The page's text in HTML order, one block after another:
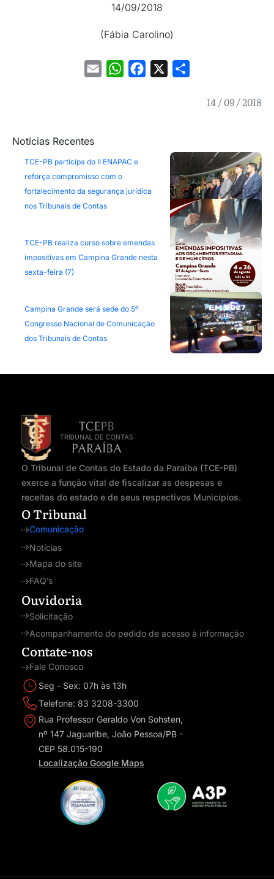
14/09/2018
(Fábia Carolino)
Email WhatsAppFacebook
14 / 09 / 2018
Notícias Recentes
TCE-PB participa do II ENAPAC e
reforça compromisso com o
fortalecimento da segurança jurídica
nos Tribunais de Contas
TCE-PB realiza curso sobre emendas
impositivas em Campina Grande nesta
sexta-feira (7)
Campina Grande será sede do 5º
Congresso Nacional de Comunicação
dos Tribunais de Contas
O Tribunal de Contas do Estado da Paraíba (TCE-PB)
exerce a função vital de fiscalizar as despesas e
receitas do estado e de seus respectivos Municípios.
O Tribunal
Comunicação
Notícias
Mapa do site
FAQ’s
Ouvidoria
Solicitação
Acompanhamento do pedido de acesso à informação
Contate-nos
Fale Conosco
Seg - Sex: 07h às 13h
Telefone: 83 3208-3300
Rua Professor Geraldo Von Sohsten,
nº 147 Jaguaribe, João Pessoa/PB -
CEP 58.015-190
Localização Google Maps